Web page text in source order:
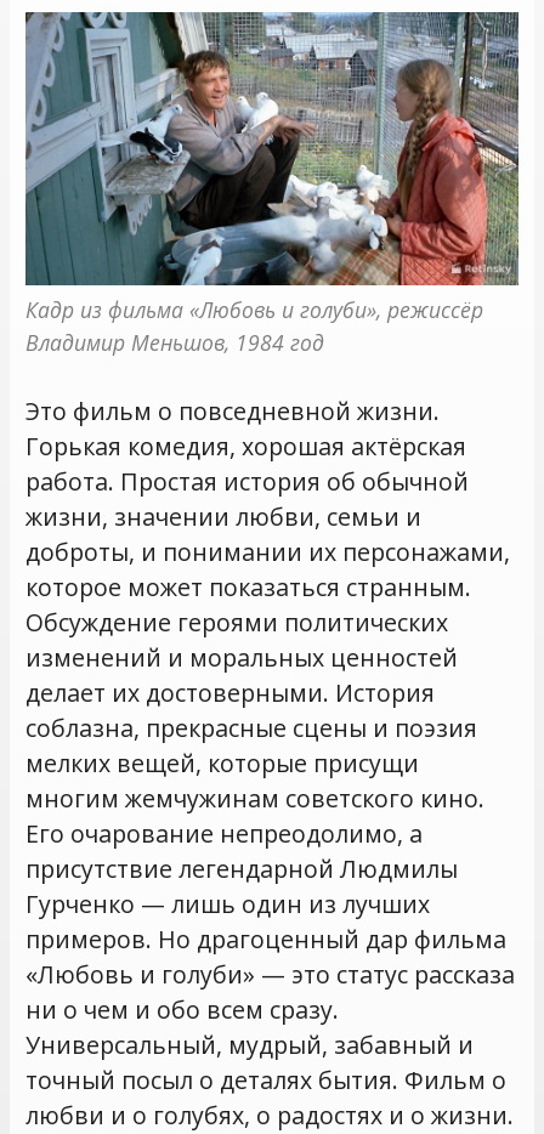
Кадр из фильма «Любовь и голуби», режиссёр
Владимир Меньшов, 1984 год
Это фильм о повседневной жизни.
Горькая комедия, хорошая актёрская
работа. Простая история об обычной
жизни, значении любви, семьи и
доброты, и понимании их персонажами,
которое может показаться странным.
Обсуждение героями политических
изменений и моральных ценностей
делает их достоверными. История
соблазна, прекрасные сцены и поэзия
мелких вещей, которые присущи
многим жемчужинам советского кино.
Его очарование непреодолимо, а
присутствие легендарной Людмилы
Гурченко — лишь один из лучших
примеров. Но драгоценный дар фильма
«Любовь и голуби» — это статус рассказа
ни о чем и обо всем сразу.
Универсальный, мудрый, забавный и
точный посыл о деталях бытия. Фильм о
любви и о голубях, о радостях и о жизни.